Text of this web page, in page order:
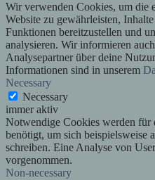
Wir verwenden Cookies, um die
Website zu gewährleisten,
Funktionen bereitzustellen und
analysieren. Wir informieren
Analysepartner über deine
Informationen sind in unserem
Necessary
Necessary
immer aktiv
Notwendige Cookies werden für
benötigt, um sich beispielsweise
schreiben. Eine Analyse von
vorgenommen.
Non-necessary